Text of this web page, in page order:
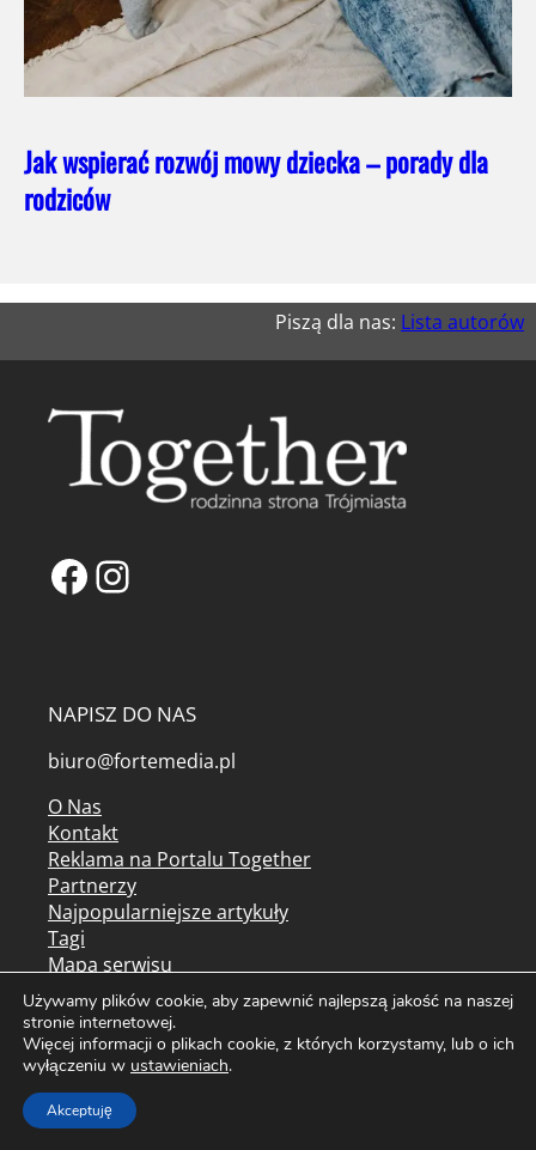
Jak wspierać rozwój mowy dziecka – porady dla
rodziców
Piszą dla nas: Lista autorów
Facebook
Instagram
NAPISZ DO NAS
biuro@fortemedia.pl
O Nas
Kontakt
Reklama na Portalu Together
Partnerzy
Najpopularniejsze artykuły
Tagi
Mapa serwisu
Kolorowanki do druku
Archiwum czasopism
Regulamin serwisu
Regulamin newslettera
Polityka prywatności / cookies
Używamy plików cookie, aby zapewnić najlepszą jakość na naszej
stronie internetowej.
Więcej informacji o plikach cookie, z których korzystamy, lub o ich
wyłączeniu w ustawieniach.
Akceptuję